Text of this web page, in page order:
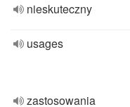
nieskuteczny
usages
zastosowania